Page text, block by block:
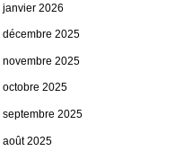
janvier 2026
décembre 2025
novembre 2025
octobre 2025
septembre 2025
août 2025